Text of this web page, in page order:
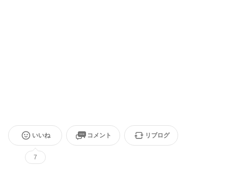
いいね
7
コメント リブログ